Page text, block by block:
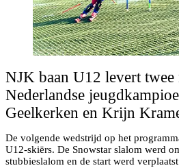
NJK baan U12 levert twee
Nederlandse
Geelkerken en Krijn
De volgende wedstrijd op het
U12-skiërs. De Snowstar slalom werd
stubbieslalom en de start werd